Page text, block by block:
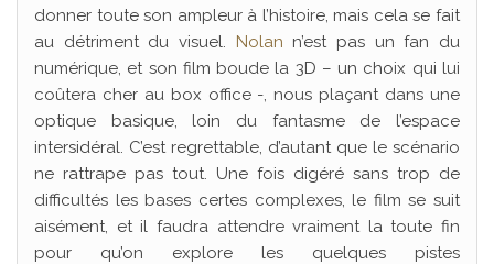
donner toute son ampleur à l’histoire, mais cela se fait
au détriment du visuel. Nolan n’est pas un fan du
numérique, et son film boude la 3D – un choix qui lui
coûtera cher au box office -, nous plaçant dans une
optique basique, loin du fantasme de l’espace
intersidéral. C’est regrettable, d’autant que le scénario
ne rattrape pas tout. Une fois digéré sans trop de
difficultés les bases certes complexes, le film se suit
aisément, et il faudra attendre vraiment la toute fin
pour qu’on explore les quelques pistes